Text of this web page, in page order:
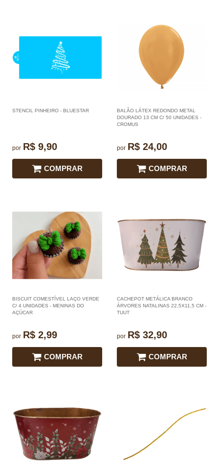
STENCIL PINHEIRO - BLUESTAR
por R$ 9,90
COMPRAR
BALÃO LÁTEX REDONDO METAL
DOURADO 13 CM C/ 50 UNIDADES -
CROMUS
por R$ 24,00
COMPRAR
BISCUIT COMESTÍVEL LAÇO VERDE
C/ 4 UNIDADES - MENINAS DO
AÇÚCAR
por R$ 2,99
COMPRAR
CACHEPOT METÁLICA BRANCO
ÁRVORES NATALINAS 22,5X11,5 CM -
TUUT
por R$ 32,90
COMPRAR